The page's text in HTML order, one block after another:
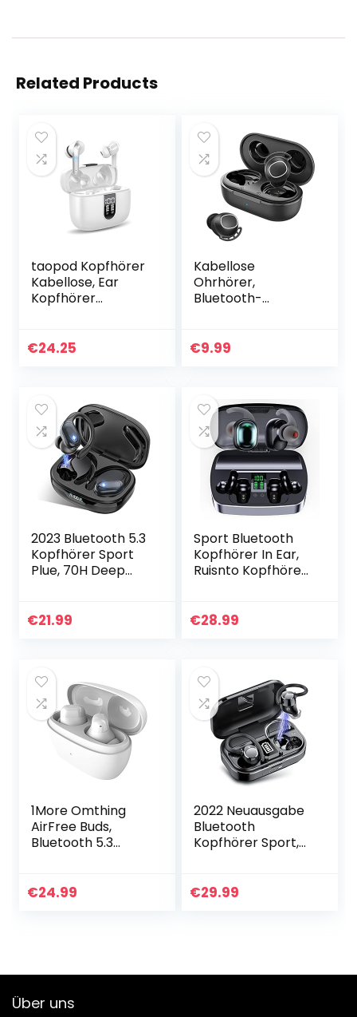
Related Products
taopod Kopfhörer
Kabellose, Ear
Kopfhörer
Spielzeit Ipx7
€24.25
Kabellose
Ohrhörer,
Bluetooth-
Kopfhörer, Punchy
€9.99
2023 Bluetooth 5.3
Kopfhörer Sport
Plue, 70H Deep
Anruf mit 4
€21.99
Sport Bluetooth
Kopfhörer In Ear,
Ruisnto Kopfhörer
Spielzeit LED
€28.99
1More Omthing
AirFree Buds,
Bluetooth 5.3
Kopfhörer mit 44
€24.99
2022 Neuausgabe
Bluetooth
Kopfhörer Sport,
Mikrofon,
€29.99
Über uns